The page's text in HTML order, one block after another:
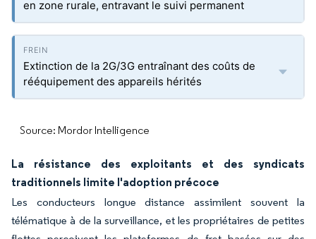
en zone rurale, entravant le suivi permanent
Extinction de la 2G/3G entraînant des coûts de
rééquipement des appareils hérités
Source: Mordor Intelligence
La résistance des exploitants et des syndicats
traditionnels limite l'adoption précoce
Les conducteurs longue distance assimilent souvent la
télématique à de la surveillance, et les propriétaires de petites